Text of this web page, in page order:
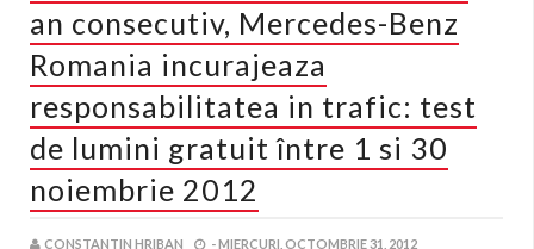
an consecutiv, Mercedes-Benz
Romania incurajeaza
responsabilitatea in trafic: test
de lumini gratuit între 1 si 30
noiembrie 2012
CONSTANTIN HRIBAN -MIERCURI, OCTOMBRIE 31, 2012